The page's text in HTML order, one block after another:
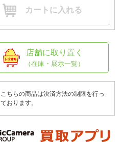
カートに入れる
店舗に取り置く
（在庫・展示一覧）
こちらの商品は決済方法の制限を行っ
ております。